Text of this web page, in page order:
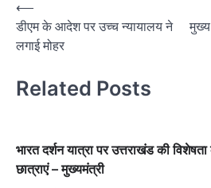
Post
navigation
⟵
डीएम के आदेश पर उच्च न्यायालय ने
लगाई मोहर
मुख्य
Related Posts
भारत दर्शन यात्रा पर उत्तराखंड की
छात्राएं – मुख्यमंत्री